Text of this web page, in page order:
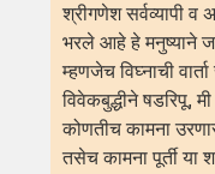
श्रीगणेश सर्वव्यापी
भरले आहे हे मनुष्याने
म्हणजेच विघ्नाची
विवेकबुद्धीने षडरिपू,
कोणतीच कामना
तसेच कामना पूर्ती या